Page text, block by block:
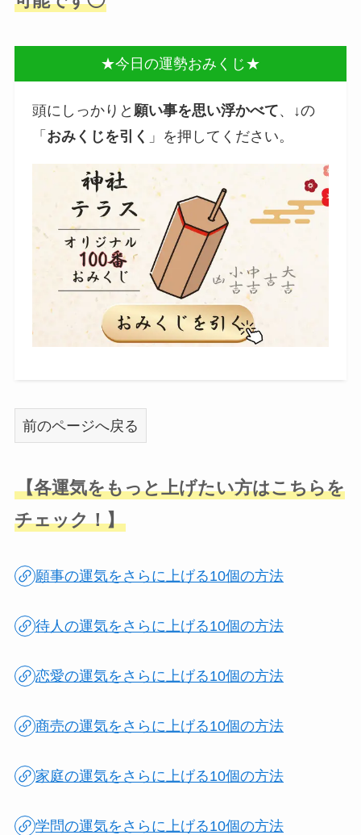
★今日の運勢おみくじ★
頭にしっかりと願い事を思い浮かべて、↓の
「 おみくじを引く 」を押してください。
前のページへ戻る
【各運気をもっと上げたい方はこちらを
チェック！】
願事の運気をさらに上げる10個の方法
待人の運気をさらに上げる10個の方法
恋愛の運気をさらに上げる10個の方法
商売の運気をさらに上げる10個の方法
家庭の運気をさらに上げる10個の方法
学問の運気をさらに上げる10個の方法